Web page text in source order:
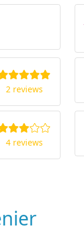
2 reviews
4 reviews